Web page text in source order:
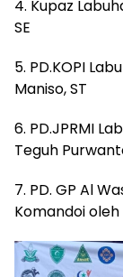
4. Kupaz
SE
5. PD.KOPI
Maniso, ST
6. PD.JPRMI
Teguh
7. PD. GP Al
Komandoi oleh